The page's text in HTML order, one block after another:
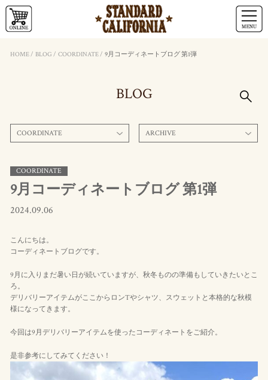
HOME/ BLOG / COORDINATE/ 9月コーディネートブログ 第1弾
BLOG
COORDINATE ARCHIVE
COORDINATE
9月コーディネートブログ 第1弾
2024.09.06
こんにちは。
コーディネートブログです。
9月に入りまだ暑い日が続いていますが、秋冬ものの準備もしていきたいとこ
ろ。
デリバリーアイテムがここからロンTやシャツ、スウェットと本格的な秋模
様になってきます。
今回は9月デリバリーアイテムを使ったコーディネートをご紹介。
是非参考にしてみてください！